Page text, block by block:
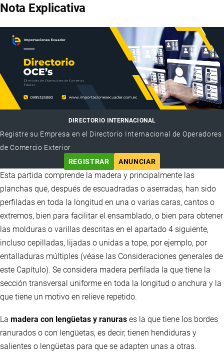
Nota Explicativa
DIRECTORIO INTERNACIONAL
Registre su Empresa en el Directorio Internacional de Operadores
de Comercio Exterior
REGISTRAR
ANUNCIAR
Esta partida comprende la madera y principalmente las
planchas que, después de escuadradas o aserradas, han sido
perfiladas en toda la longitud en una o varias caras, cantos o
extremos, bien para facilitar el ensamblado, o bien para obtener
las molduras o varillas descritas en el apartado 4 siguiente,
incluso cepilladas, lijadas o unidas a tope, por ejemplo, por
entalladuras múltiples (véase las Consideraciones generales de
este Capítulo). Se considera madera perfilada la que tiene la
sección transversal uniforme en toda la longitud o anchura y la
que tiene un motivo en relieve repetido.
La madera con lengüetas y ranuras es la que tiene los bordes
ranurados o con lengüetas, es decir, tienen hendiduras y
salientes o lengüetas para que se adapten unas a otras.